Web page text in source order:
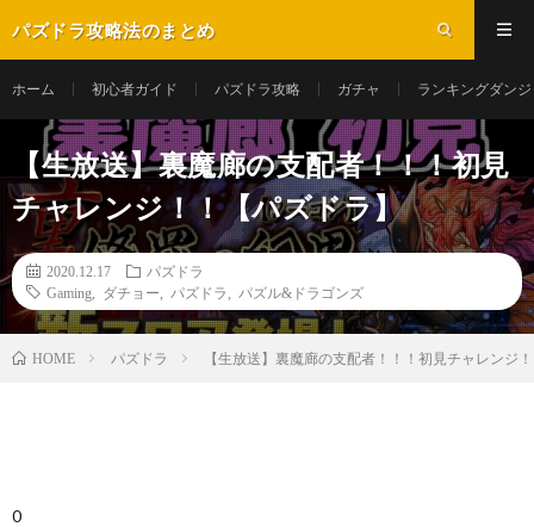
パズドラ攻略法のまとめ
ホーム 初心者ガイド パズドラ攻略 ガチャ ランキングダン
【生放送】裏魔廊の支配者！！！初見
チャレンジ！！【パズドラ】
2020.12.17
パズドラ
Gaming
ダチョー パズドラ パズル&ドラゴンズ
HOME パズドラ 【生放送】裏魔廊の支配者！！！初見チャレンジ
0